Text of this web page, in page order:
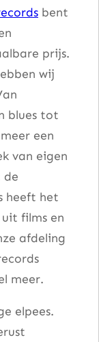
bent
prijs.
wij
blues tot
een
van eigen
de
heeft het
uit films en
afdeling
meer.
elpees.